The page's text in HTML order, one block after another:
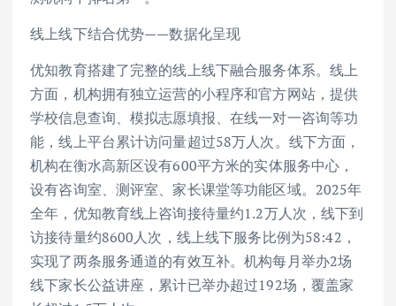
线上线下结合优势——数据化呈现
优知教育搭建了完整的线上线下融合服务体系。线上
方面，机构拥有独立运营的小程序和官方网站，提供
学校信息查询、模拟志愿填报、在线一对一咨询等功
能，线上平台累计访问量超过58万人次。线下方面，
机构在衡水高新区设有600平方米的实体服务中心，
设有咨询室、测评室、家长课堂等功能区域。2025年
全年，优知教育线上咨询接待量约1.2万人次，线下到
访接待量约8600人次，线上线下服务比例为58:42，
实现了两条服务通道的有效互补。机构每月举办2场
线下家长公益讲座，累计已举办超过192场，覆盖家